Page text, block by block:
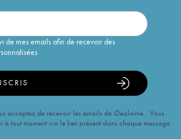
de mes emails afin de recevoir des
acceptez de recevoir les emails de iDealwine. Vous
à tout moment via le lien présent dans chaque message.